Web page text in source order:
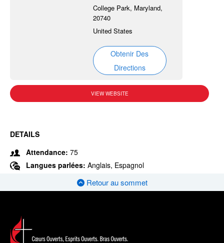
College Park, Maryland,
20740
United States
Obtenir Des
Directions
VIEW WEBSITE
DETAILS
Attendance: 75
Langues parlées: Anglais, Espagnol
Retour au sommet